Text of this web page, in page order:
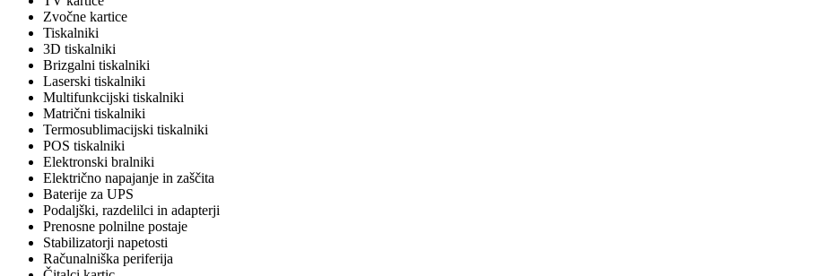
Zvočne kartice
Tiskalniki
3D tiskalniki
Brizgalni tiskalniki
Laserski tiskalniki
Multifunkcijski tiskalniki
Matrični tiskalniki
Termosublimacijski tiskalniki
POS tiskalniki
Elektronski bralniki
Električno napajanje in zaščita
Baterije za UPS
Podaljški, razdelilci in adapterji
Prenosne polnilne postaje
Stabilizatorji napetosti
Računalniška periferija